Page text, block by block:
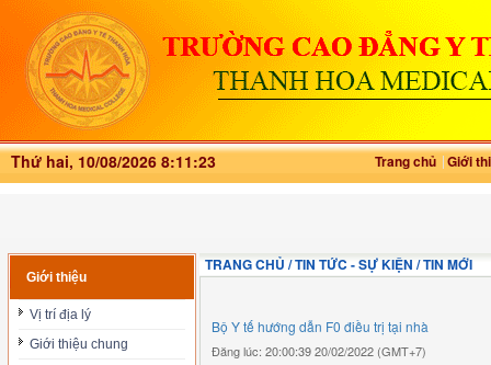
Thứ hai, 10/08/2026 8:11:23 Trang chủ Giới
Giới thiệu
Vị trí địa lý
Giới thiệu chung
TRANG CHỦ / TIN TỨC - SỰ KIỆN / TIN MỚI
Bộ Y tế hướng dẫn F0 điều trị tại nhà
Đăng lúc: 20:00:39 20/02/2022 (GMT+7)